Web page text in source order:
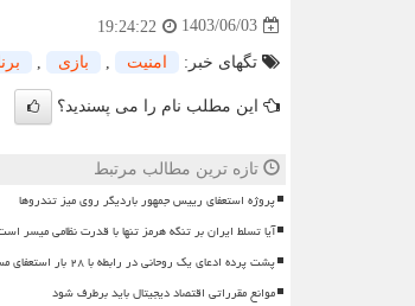
1403/06/03
19:24:22
تگهای خبر: امنیت بازی
این مطلب نام را می پسندید؟
تازه ترین مطالب مرتبط
پروژه استعفای رییس جمهور باردیگر روی میز تندروها
آیا تسلط ایران بر تنگه هرمز تنها با قدرت نظامی میسر
پشت پرده ادعای یک روحانی در رابطه با ۲۸ بار استعفای مسعود پزشکیان
موانع مقرراتی اقتصاد دیجیتال باید برطرف شود